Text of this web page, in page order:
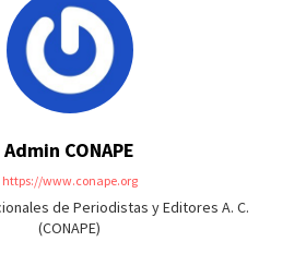
Admin CONAPE
https://www.conape.org
de Periodistas y Editores A. C.
(CONAPE)